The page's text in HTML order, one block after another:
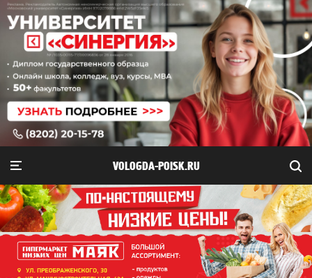
VOLOGDA-POISK.RU